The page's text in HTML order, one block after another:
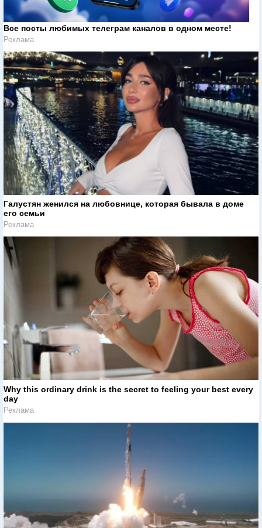
Все посты любимых телеграм каналов в одном месте!
Реклама
Галустян женился на любовнице, которая бывала в доме
его семьи
Реклама
Why this ordinary drink is the secret to feeling your best every
day
Реклама